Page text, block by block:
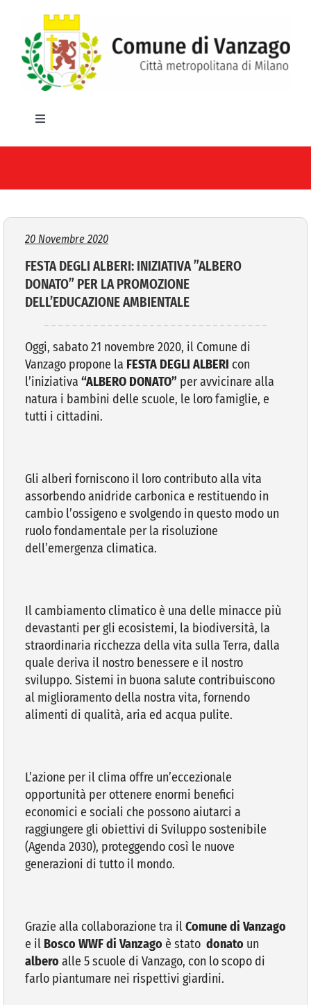
contenuto
Toggle
HOME
IL COMUNE
SERVIZI E UTILITA’
AREE TEMATICHE
VIVERE VANZAGO
COMUNICAZIONE
20 Novembre 2020
FESTA DEGLI ALBERI: INIZIATIVA ”ALBERO
DONATO” PER LA PROMOZIONE
DELL’EDUCAZIONE AMBIENTALE
Oggi, sabato 21 novembre 2020, il Comune di
Vanzago propone la FESTA DEGLI ALBERI con
l’iniziativa “ALBERO DONATO”per avvicinare alla
natura i bambini delle scuole, le loro famiglie, e
tutti i cittadini.
Gli alberi forniscono il loro contributo alla vita
assorbendo anidride carbonica e restituendo in
cambio l’ossigeno e svolgendo in questo modo un
ruolo fondamentale per la risoluzione
dell’emergenza climatica.
Il cambiamento climatico è una delle minacce più
devastanti per gli ecosistemi, la biodiversità, la
straordinaria ricchezza della vita sulla Terra, dalla
quale deriva il nostro benessere e il nostro
sviluppo. Sistemi in buona salute contribuiscono
al miglioramento della nostra vita, fornendo
alimenti di qualità, aria ed acqua pulite.
L’azione per il clima offre un’eccezionale
opportunità per ottenere enormi benefici
economici e sociali che possono aiutarci a
raggiungere gli obiettivi di Sviluppo sostenibile
(Agenda 2030), proteggendo così le nuove
generazioni di tutto il mondo.
Grazie alla collaborazione tra ilComune di Vanzago
e il Bosco WWF di Vanzago è stato donato un
albero alle 5 scuole di Vanzago, con lo scopo di
farlo piantumare nei rispettivi giardini.